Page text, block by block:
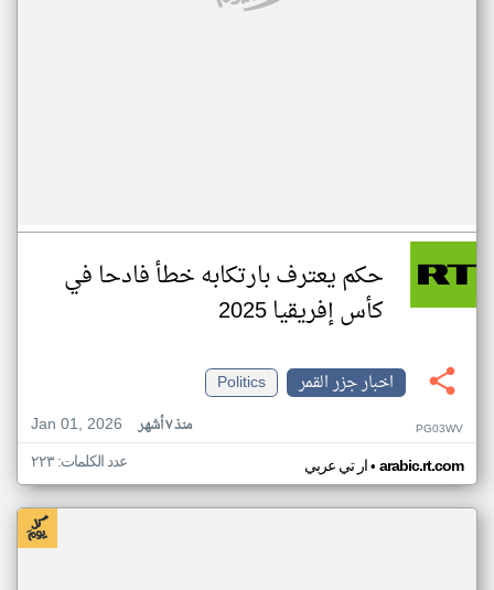
حكم يعترف بارتكابه خطأ فادحا في
كأس إفريقيا 2025
اخبار جزر القمر
Politics
Jan 01, 2026
منذ ٧ أشهر PG03WV
ار تي عربي• arabic.rt.com عدد الكلمات: ٢٢٣